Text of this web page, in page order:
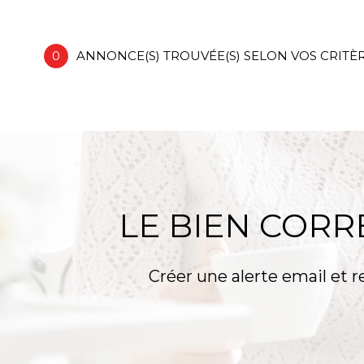
0 ANNONCE(S) TROUVÉE(S) SELON VOS
LE BIEN
Créer une alerte email et